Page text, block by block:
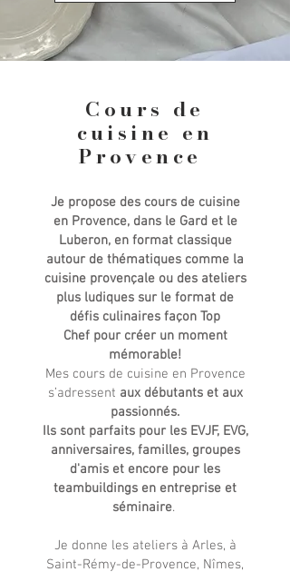
Cours de
cuisine en
Provence
Je propose des cours de cuisine
en Provence, dans le Gard et le
Luberon, en format classique
autour de thématiques comme la
cuisine provençale ou des ateliers
plus ludiques sur le format de
défis culinaires façon Top
Chefpour créer un moment
mémorable!
Mes cours de cuisine en Provence
s’adressent aux débutants et aux
passionnés.
Ils sont parfaits pour les EVJF, EVG,
anniversaires, familles, groupes
d'amis et encore pour les
teambuildings en entreprise et
séminaire.
​Je donne les ateliers à Arles, à
Saint-Rémy-de-Provence, Nîmes,